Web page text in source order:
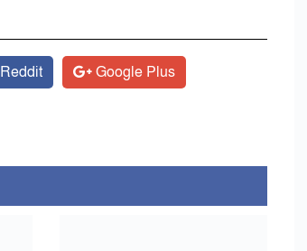
Reddit
Google Plus